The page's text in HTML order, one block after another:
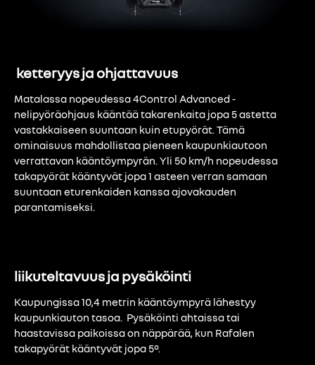
ketteryys ja ohjattavuus
Matalassa nopeudessa 4Control Advanced -
nelipyöräohjaus kääntää takarenkaita jopa 5 astetta
vastakkaiseen suuntaan kuin etupyörät. Tämä
ominaisuus mahdollistaa pieneen kaupunkiautoon
verrattavan kääntöympyrän. Yli 50 km/h nopeudessa
takapyörät kääntyvät jopa 1 asteen verran samaan
suuntaan eturenkaiden kanssa ajovakauden
parantamiseksi.
liikuteltavuus ja pysäköinti
Kaupungissa 10,4 metrin kääntöympyrä lähestyy
kaupunkiauton tasoa. Pysäköinti ahtaissa tai
haastavissa paikoissa on näppärää, kun Rafalen
takapyörät kääntyvät jopa 5°.